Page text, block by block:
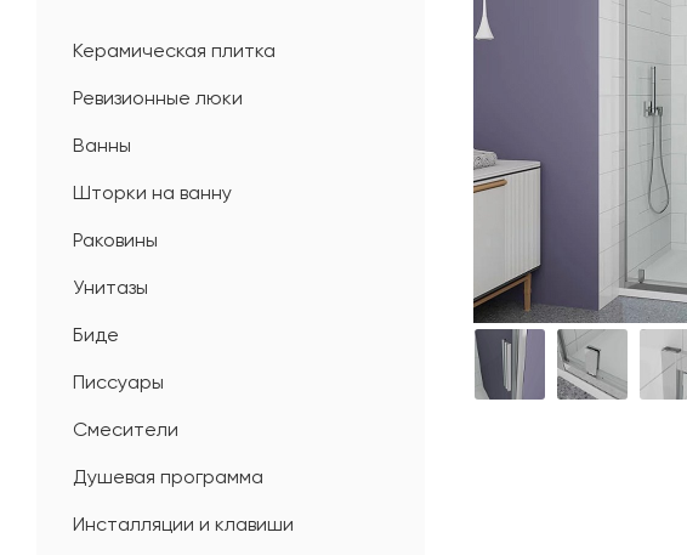
Керамическая плитка
Ревизионные люки
Ванны
Шторки на ванну
Раковины
Унитазы
Биде
Писсуары
Смесители
Душевая программа
Инсталляции и клавиши